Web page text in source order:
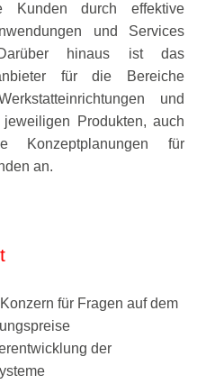
Kunden durch effektive
und Services
hinaus ist das
für die Bereiche
und
Produkten, auch
Konzeptplanungen für
an.
für Fragen auf dem
der